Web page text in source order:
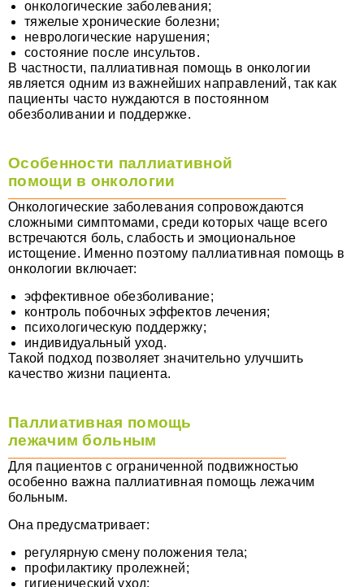
онкологические заболевания;
тяжелые хронические болезни;
неврологические нарушения;
состояние после инсультов.
В частности, паллиативная помощь в онкологии
является одним из важнейших направлений, так как
пациенты часто нуждаются в постоянном
обезболивании и поддержке.
Особенности паллиативной
помощи в онкологии
Онкологические заболевания сопровождаются
сложными симптомами, среди которых чаще всего
встречаются боль, слабость и эмоциональное
истощение. Именно поэтому паллиативная помощь в
онкологии включает:
эффективное обезболивание;
контроль побочных эффектов лечения;
психологическую поддержку;
индивидуальный уход.
Такой подход позволяет значительно улучшить
качество жизни пациента.
Паллиативная помощь
лежачим больным
Для пациентов с ограниченной подвижностью
особенно важна паллиативная помощь лежачим
больным.
Она предусматривает:
регулярную смену положения тела;
профилактику пролежней;
гигиенический уход;